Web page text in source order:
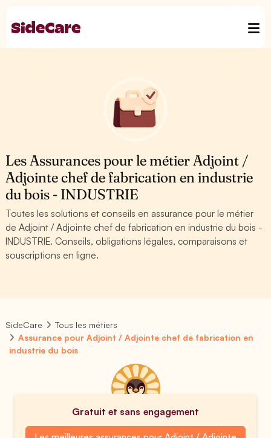
Les Assurances pour le métier Adjoint /
Adjointe chef de fabrication en industrie
du bois - INDUSTRIE
Toutes les solutions et conseils en assurance pour le métier
de Adjoint / Adjointe chef de fabrication en industrie du bois -
INDUSTRIE. Conseils, obligations légales, comparaisons et
souscriptions en ligne.
SideCare
Tous les métiers
Assurance pour Adjoint / Adjointe chef de fabrication en
industrie du bois
Gratuit et sans engagement